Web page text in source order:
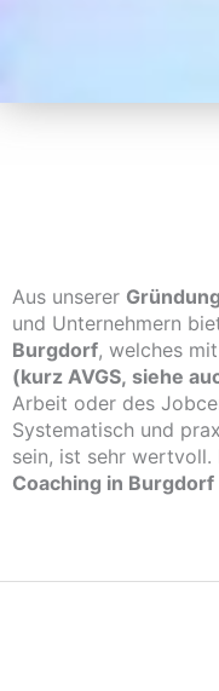
Aus unserer
und Unternehmern
Burgdorf, welches
(kurz AVGS, siehe
Arbeit oder des
Systematisch und
sein, ist sehr
Coaching in Burgdorf